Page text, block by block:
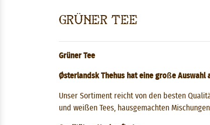
Grüner Tee
Grüner Tee
Østerlandsk Thehus hat eine große Auswahl
Unser Sortiment reicht von den besten
und weißen Tees, hausgemachten